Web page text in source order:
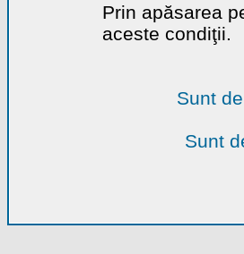
Prin apăsarea
aceste condiţii.
Sunt
Sunt